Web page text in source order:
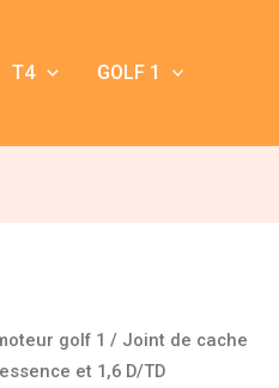
T4 GOLF 1
golf 1 / Joint de cache
et 1,6 D/TD